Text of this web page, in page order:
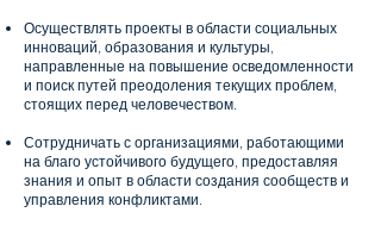
Осуществлять проекты в области социальных
инноваций, образования и культуры,
направленные на повышение осведомленности
и поиск путей преодоления текущих проблем,
стоящих перед человечеством.
Сотрудничать с организациями, работающими
на благо устойчивого будущего, предоставляя
знания и опыт в области создания сообществ и
управления конфликтами.